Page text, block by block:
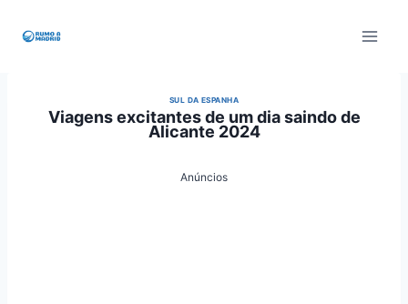
SUL DA ESPANHA
Viagens excitantes de um dia saindo de
Alicante 2024
Anúncios